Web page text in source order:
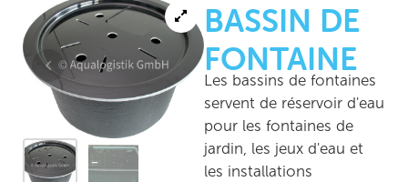
BASSIN DE
FONTAINE
Les bassins de fontaines
servent de réservoir d'eau
pour les fontaines de
jardin, les jeux d'eau et
les installations